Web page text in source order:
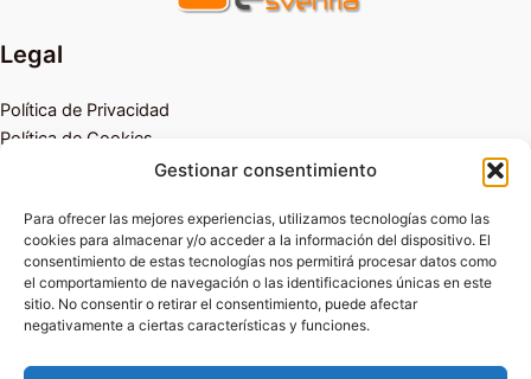
Gestionar consentimiento
Para ofrecer las mejores experiencias, utilizamos tecnologías como las
cookies para almacenar y/o acceder a la información del dispositivo. El
consentimiento de estas tecnologías nos permitirá procesar datos como
el comportamiento de navegación o las identificaciones únicas en este
sitio. No consentir o retirar el consentimiento, puede afectar
negativamente a ciertas características y funciones.
Legal
Política de Privacidad
Política de Cookies
Política de Privacidad
Política de Cookies
Aviso Legal
Sagasta, 8, 1ª. 28004 Madrid